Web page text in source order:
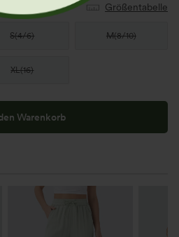
Größentabelle
S(4/6) M(8/10)
XL(16)
Warenkorb